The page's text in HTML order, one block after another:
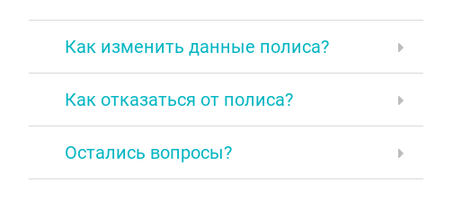
Как изменить данные полиса?
Как отказаться от полиса?
Остались вопросы?